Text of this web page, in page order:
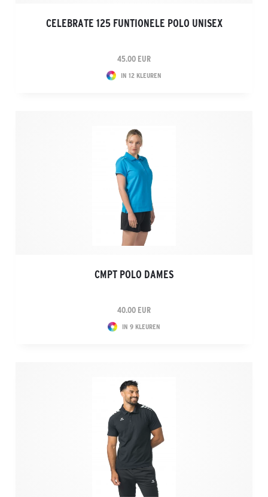
CELEBRATE 125 FUNTIONELE POLO UNISEX
45.00 EUR
IN 12 KLEUREN
CMPT POLO DAMES
40.00 EUR
IN 9 KLEUREN